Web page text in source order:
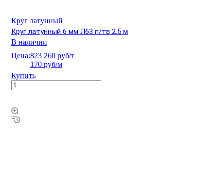
Круг латунный
Круг латунный 6 мм Л63 п/тв 2.5 м
В наличии
Цена:823 260 руб/т
170 руб/м
Купить